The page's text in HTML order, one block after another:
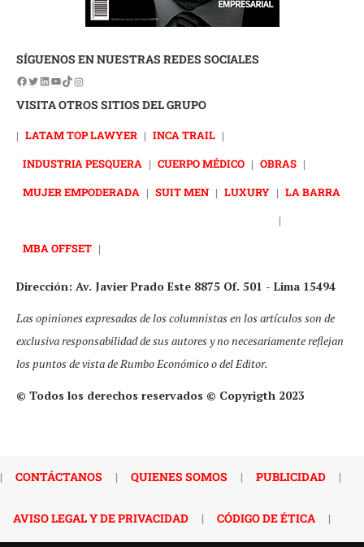
SÍGUENOS EN NUESTRAS REDES SOCIALES
VISITA OTROS SITIOS DEL GRUPO
| LATAM TOP LAWYER | INCA TRAIL |
INDUSTRIA PESQUERA | CUERPO MÉDICO | OBRAS |
MUJER EMPODERADA | SUIT MEN | LUXURY | LA BARRA
|
MBA OFFSET |
Dirección: Av. Javier Prado Este 8875 Of. 501 - Lima 15494
Las opiniones expresadas de los columnistas en los artículos son de
exclusiva responsabilidad de sus autores y no necesariamente reflejan
los puntos de vista de Rumbo Económico o del Editor.
© Todos los derechos reservados © Copyrigth 2023
| CONTÁCTANOS | QUIENES SOMOS | PUBLICIDAD |
AVISO LEGAL Y DE PRIVACIDAD | CÓDIGO DE ÉTICA |